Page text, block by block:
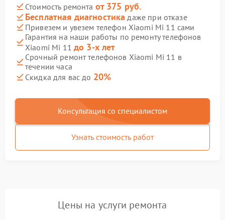
Стоимость ремонта от 375 руб.
Бесплатная диагностика даже при отказе
Привезем и увезем телефон Xiaomi Mi 11 сами
Гарантия на наши работы по ремонту телефонов
Xiaomi Mi 11 до 3-х лет
Срочный ремонт телефонов Xiaomi Mi 11 в
течении часа
Скидка для вас до 20%
Консультация со специалистом
Узнать стоимость работ
Цены на услуги ремонта